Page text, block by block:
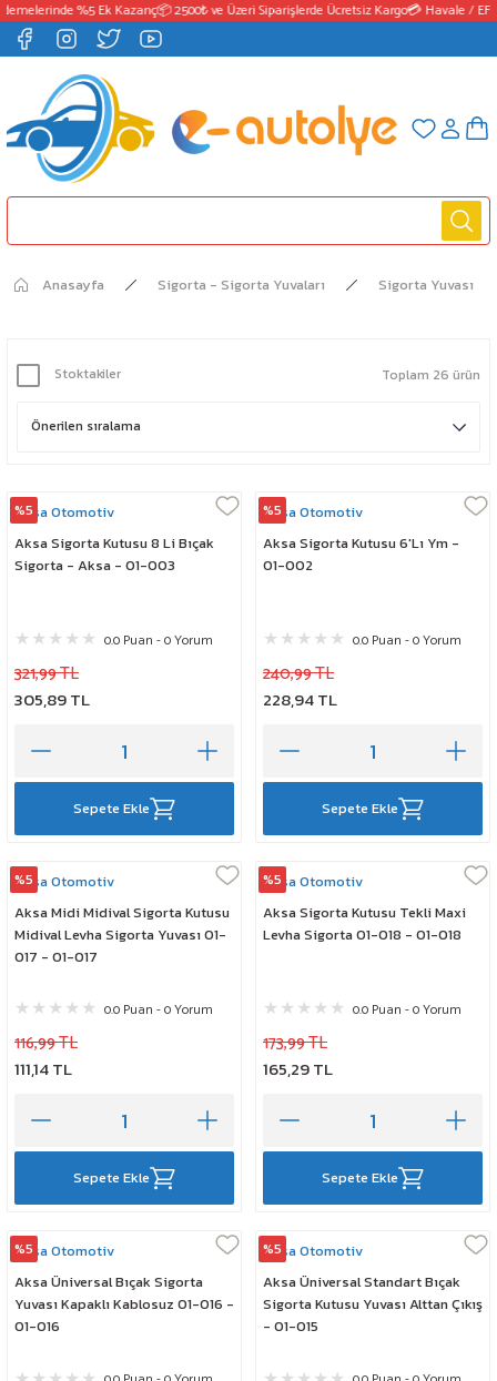
%5 Ek Kazanç📦 2500₺ ve Üzeri Siparişlerde Ücretsiz Kargo💳 Havale / EFT
Anasayfa Sigorta - Sigorta Yuvaları Sigorta Yuvası
Stoktakiler Toplam 26 ürün
%5
Aksa Otomotiv
Aksa Sigorta Kutusu 8 Li Bıçak
Sigorta - Aksa - 01-003
0.0 Puan - 0 Yorum
321,99 TL
305,89 TL
Sepete Ekle
%5
Aksa Otomotiv
Aksa Sigorta Kutusu 6'Lı Ym -
01-002
0.0 Puan - 0 Yorum
240,99 TL
228,94 TL
Sepete Ekle
%5
Aksa Otomotiv
Aksa Midi Midival Sigorta Kutusu
Midival Levha Sigorta Yuvası 01-
017 - 01-017
0.0 Puan - 0 Yorum
116,99 TL
111,14 TL
Sepete Ekle
%5
Aksa Otomotiv
Aksa Sigorta Kutusu Tekli Maxi
Levha Sigorta 01-018 - 01-018
0.0 Puan - 0 Yorum
173,99 TL
165,29 TL
Sepete Ekle
%5
Aksa Otomotiv
Aksa Üniversal Bıçak Sigorta
Yuvası Kapaklı Kablosuz 01-016 -
01-016
%5
Aksa Otomotiv
Aksa Üniversal Standart Bıçak
Sigorta Kutusu Yuvası Alttan Çıkış
- 01-015